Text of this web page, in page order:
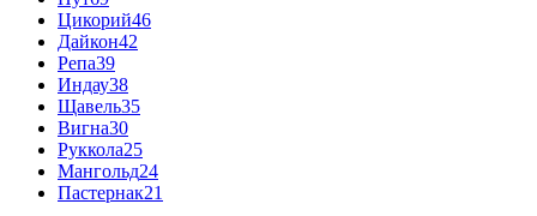
Цикорий46
Дайкон42
Репа39
Индау38
Щавель35
Вигна30
Руккола25
Мангольд24
Пастернак21